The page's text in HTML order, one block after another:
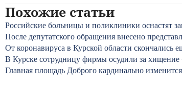
Похожие статьи
Российские больницы и поликлиники оснастят
После депутатского обращения внесено
От коронавируса в Курской области скончались
В Курске сотрудницу фирмы осудили за хищение
Главная площадь Доброго кардинально изменится